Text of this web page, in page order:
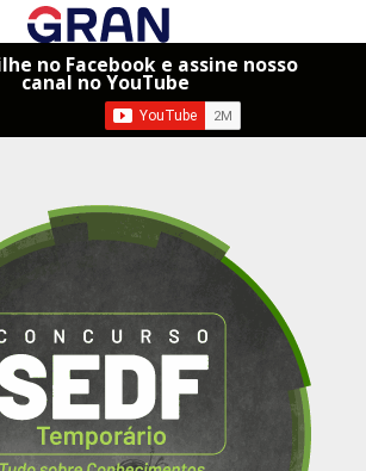
no Facebook e assine nosso
canal no YouTube